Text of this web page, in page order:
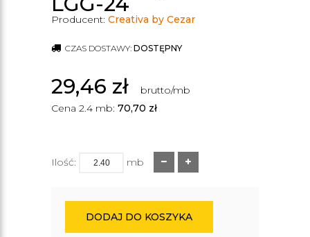
Producent: Creativa by Cezar
CZAS DOSTAWY: DOSTĘPNY
29,46 zł
brutto/mb
Cena 2.4 mb: 70,70 zł
Ilość: mb
DODAJ DO KOSZYKA